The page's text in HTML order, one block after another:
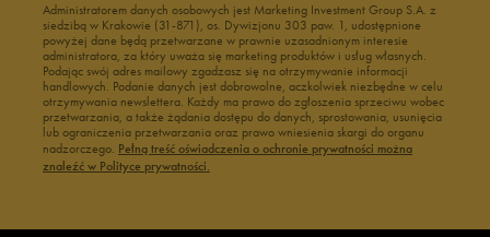
Administratorem danych osobowych jest Marketing Investment Group S.A. z
siedzibą w Krakowie (31-871), os. Dywizjonu 303 paw. 1, udostępnione
powyżej dane będą przetwarzane w prawnie uzasadnionym interesie
administratora, za który uważa się marketing produktów i usług własnych.
Podając swój adres mailowy zgadzasz się na otrzymywanie informacji
handlowych. Podanie danych jest dobrowolne, aczkolwiek niezbędne w celu
otrzymywania newslettera. Każdy ma prawo do zgłoszenia sprzeciwu wobec
przetwarzania, a także żądania dostępu do danych, sprostowania, usunięcia
lub ograniczenia przetwarzania oraz prawo wniesienia skargi do organu
nadzorczego. Pełną treść oświadczenia o ochronie prywatności można
znaleźć w Polityce prywatności.